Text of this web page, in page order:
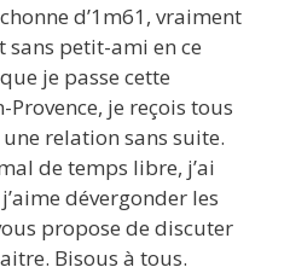
d’1m61, vraiment
sans petit-ami en ce
je passe cette
Provence, je reçois tous
relation sans suite.
de temps libre, j’ai
dévergonder les
propose de discuter
Bisous à tous.